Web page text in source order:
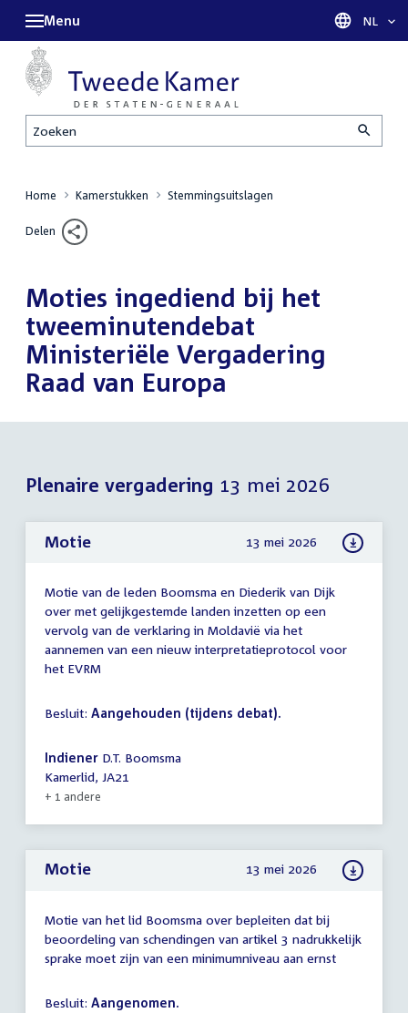
Zoeken
Menu Taal
NL
Home Kamerstukken Stemmingsuitslagen
Delen
Moties ingediend bij het
tweeminutendebat
Ministeriële Vergadering
Raad van Europa
Plenaire vergadering 13 mei 2026
Motie 13 mei 2026
Motie van de leden Boomsma en Diederik van Dijk
over met gelijkgestemde landen inzetten op een
vervolg van de verklaring in Moldavië via het
aannemen van een nieuw interpretatieprotocol voor
het EVRM
Besluit: Aangehouden (tijdens debat).
Indiener D.T. Boomsma
Kamerlid, JA21
+ 1 andere
Motie 13 mei 2026
Motie van het lid Boomsma over bepleiten dat bij
beoordeling van schendingen van artikel 3 nadrukkelijk
sprake moet zijn van een minimumniveau aan ernst
Besluit: Aangenomen.